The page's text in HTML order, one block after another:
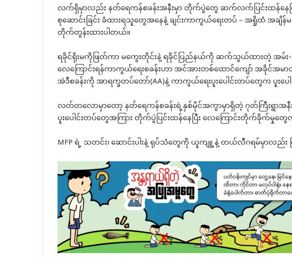
လက်ရှိမှာလည်း နတ်ရေကန်စခန်းအနီးမှာ တိုက်ပွဲတွေ ဆက်လက်ပြင်းထန်နေပ
စုဆောင်းခြင်း ခံထားရသူတွေအနေနဲ့ ချင်းကာကွယ်ရေးတပ် – အရှိုထံ အချိ
တိုက်တွန်းထားပါတယ်။
ရခိုင်ရိုးမကိုဖြတ်ကာ မကွေးတိုင်းနဲ့ ရခိုင်ပြည်နယ်ကို ဆက်သွယ်ထားတဲ့ အမ်း-
လေကြောင်းရန်ကာကွယ်ရေးစခန်းဟာ အင်အားတစ်ထောင်ကျော် အခိုင်အမ
အဲဒီစခန်းကို အာရက္ခတပ်တော်(AA)နဲ့ ကာကွယ်ရေးပူးပေါင်းတပ်တွေက ပူးပေ
လတ်တလောမှာတော့ နတ်ရေကန်စခန်းရဲ့နှစ်မိုင်အကွာမှာရှိတဲ့ ဂုတ်ကြီးရွာအနီ
ပူးပေါင်းတပ်တွေအကြား တိုက်ပွဲပြင်းထန်နေပြီး လေကြောင်းတိုက်ခိုက်
MFP ရဲ့ သတင်း၊ ဆောင်းပါးနဲ့ ရုပ်သံတွေကို ယူကျူ့နဲ့ တယ်လီဂရမ်မှာလည်း